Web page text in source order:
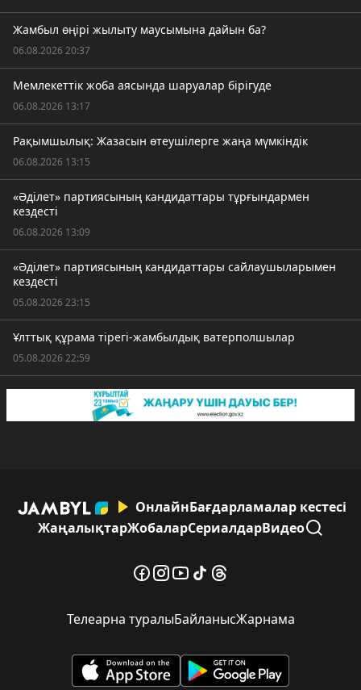
Жамбыл өңірі жылыту маусымына дайын ба?
06.08.2026 20:37
Мемлекеттік жоба аясында шаруалар бірігуде
06.08.2026 13:17
Рақымшылық: Жазасын өтеушілерге жаңа мүмкіндік
06.08.2026 13:15
«Әділет» партиясының кандидаттары тұрғындармен
кездесті
06.08.2026 13:09
«Әділет» партиясының кандидаттары сайлаушыларымен
кездесті
05.08.2026 23:15
Ұлттық құрама тірегі-жамбылдық ватерполшылар
05.08.2026 22:59
ОнлайнБағдарламалар кестесі
ЖаңалықтарЖобаларСериалдарВидео
Телеарна туралыБайланысЖарнама